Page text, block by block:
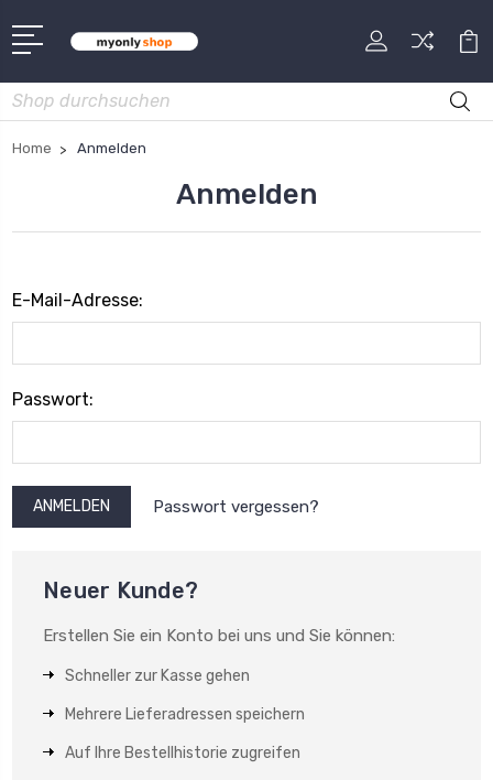
Suche
Home Anmelden
Anmelden
E-Mail-Adresse:
Passwort:
Passwort vergessen?
Neuer Kunde?
Erstellen Sie ein Konto bei uns und Sie können:
Schneller zur Kasse gehen
Mehrere Lieferadressen speichern
Auf Ihre Bestellhistorie zugreifen